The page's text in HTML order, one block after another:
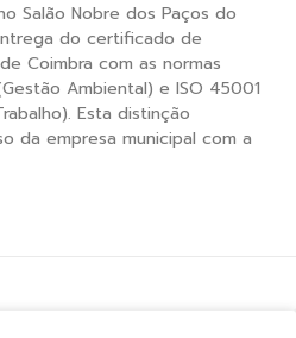
Salão Nobre dos Paços do
do certificado de
Coimbra com as normas
Ambiental) e ISO 45001
Esta distinção
da empresa municipal com a